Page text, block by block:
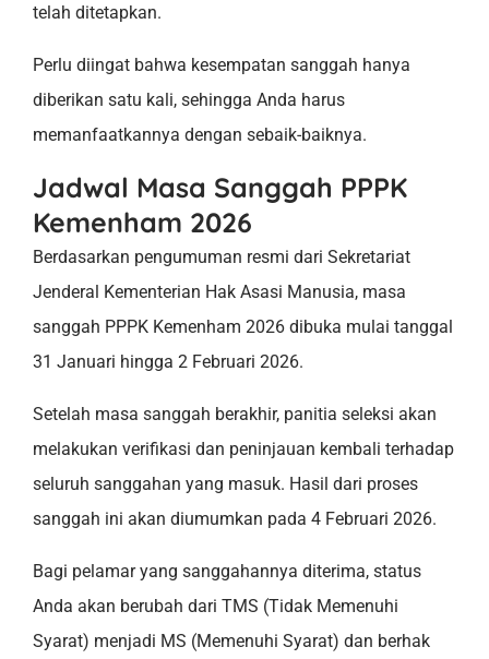
telah ditetapkan.
Perlu diingat bahwa kesempatan sanggah hanya
diberikan satu kali, sehingga Anda harus
memanfaatkannya dengan sebaik-baiknya.
Jadwal Masa Sanggah PPPK
Kemenham 2026
Berdasarkan pengumuman resmi dari Sekretariat
Jenderal Kementerian Hak Asasi Manusia, masa
sanggah PPPK Kemenham 2026 dibuka mulai tanggal
31 Januari hingga 2 Februari 2026.
Setelah masa sanggah berakhir, panitia seleksi akan
melakukan verifikasi dan peninjauan kembali terhadap
seluruh sanggahan yang masuk. Hasil dari proses
sanggah ini akan diumumkan pada 4 Februari 2026.
Bagi pelamar yang sanggahannya diterima, status
Anda akan berubah dari TMS (Tidak Memenuhi
Syarat) menjadi MS (Memenuhi Syarat) dan berhak